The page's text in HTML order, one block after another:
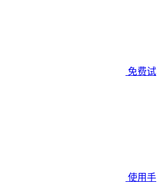
免费试
使用手